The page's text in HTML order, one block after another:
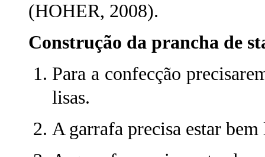
(HOHER, 2008).
Construção da prancha de
Para a confecção
lisas.
A garrafa precisa estar